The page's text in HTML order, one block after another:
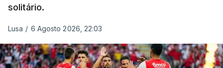
solitário.
Lusa / 6 Agosto 2026, 22:03